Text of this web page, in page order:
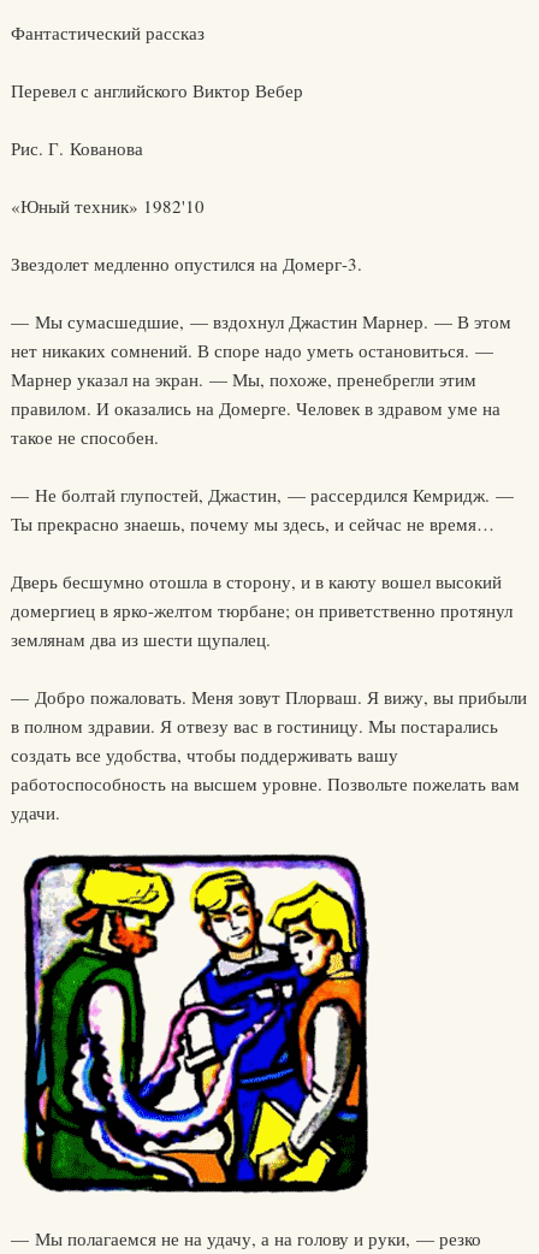
Фантастический рассказ
Перевел с английского Виктор Вебер
Рис. Г. Кованова
«Юный техник» 1982'10
Звездолет медленно опустился на Домерг-3.
— Мы сумасшедшие, — вздохнул Джастин Марнер. — В этом
нет никаких сомнений. В споре надо уметь остановиться. —
Марнер указал на экран. — Мы, похоже, пренебрегли этим
правилом. И оказались на Домерге. Человек в здравом уме на
такое не способен.
— Не болтай глупостей, Джастин, — рассердился Кемридж. —
Ты прекрасно знаешь, почему мы здесь, и сейчас не время…
Дверь бесшумно отошла в сторону, и в каюту вошел высокий
домергиец в ярко-желтом тюрбане; он приветственно протянул
землянам два из шести щупалец.
— Добро пожаловать. Меня зовут Плорваш. Я вижу, вы прибыли
в полном здравии. Я отвезу вас в гостиницу. Мы постарались
создать все удобства, чтобы поддерживать вашу
работоспособность на высшем уровне. Позвольте пожелать вам
удачи.
— Мы полагаемся не на удачу, а на голову и руки, — резко